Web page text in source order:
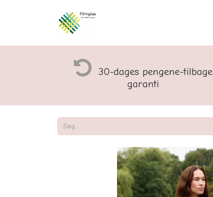
30-dages pengene-tilbage
garanti